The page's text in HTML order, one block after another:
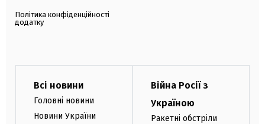
Політика конфіденційності
додатку
Всі новини
Головні новини
Новини України
Війна Росії з
Україною
Ракетні обстріли